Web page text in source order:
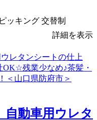
ッキング 交替制
詳細を表示
自動車用ウレタ